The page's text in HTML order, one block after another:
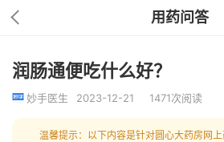
用药问答
润肠通便吃什么好？
妙手医生 2023-12-21 1471次阅读
温馨提示：以下内容是针对圆心大药房网